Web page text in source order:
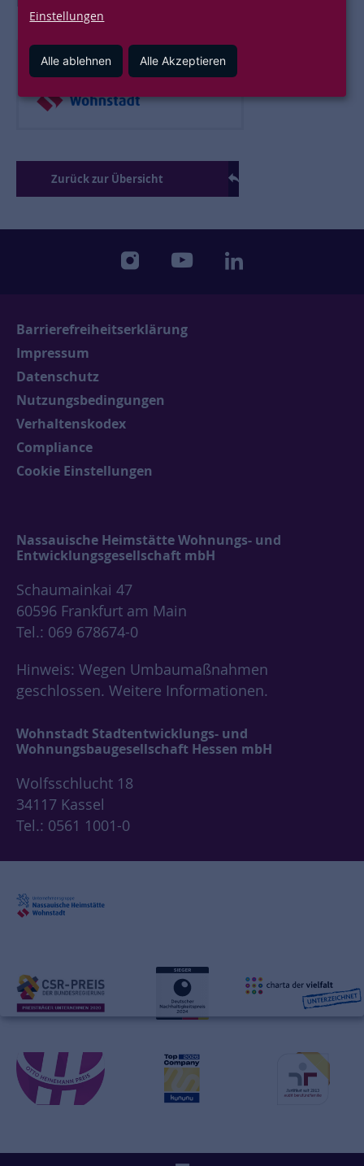
Zurück zur Übersicht
instagramyoutubelinkedin
Barrierefreiheitserklärung
Impressum
Datenschutz
Nutzungsbedingungen
Verhaltenskodex
Compliance
Cookie Einstellungen
Nassauische Heimstätte Wohnungs- und
Entwicklungsgesellschaft mbH
Schaumainkai 47
60596 Frankfurt am Main
Tel.: 069 678674-0
Hinweis: Wegen Umbaumaßnahmen
geschlossen. Weitere Informationen.
Wohnstadt Stadtentwicklungs- und
Wohnungsbaugesellschaft Hessen mbH
Wolfsschlucht 18
34117 Kassel
Tel.: 0561 1001-0
Einstellungen
Alle ablehnen Alle Akzeptieren